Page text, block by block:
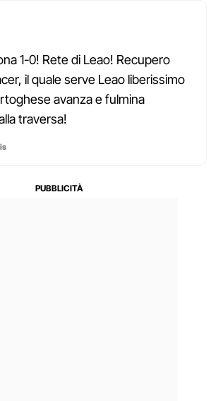
1-0! Rete di Leao! Recupero
il quale serve Leao liberissimo
avanza e fulmina
traversa!